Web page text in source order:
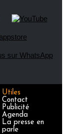
Utiles
Contact
Publicité
Agenda
La presse en
parle